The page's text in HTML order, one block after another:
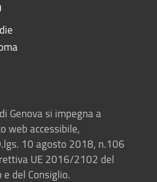
Genova si impegna a
web accessibile,
10 agosto 2018, n.106
UE 2016/2102 del
del Consiglio.